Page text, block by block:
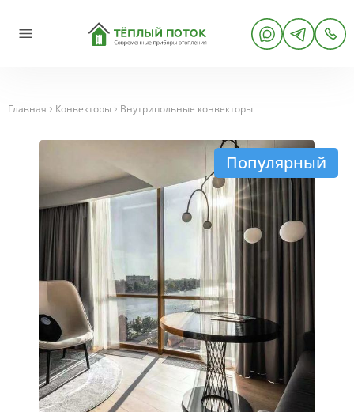
Главная Конвекторы Внутрипольные конвекторы
Популярный